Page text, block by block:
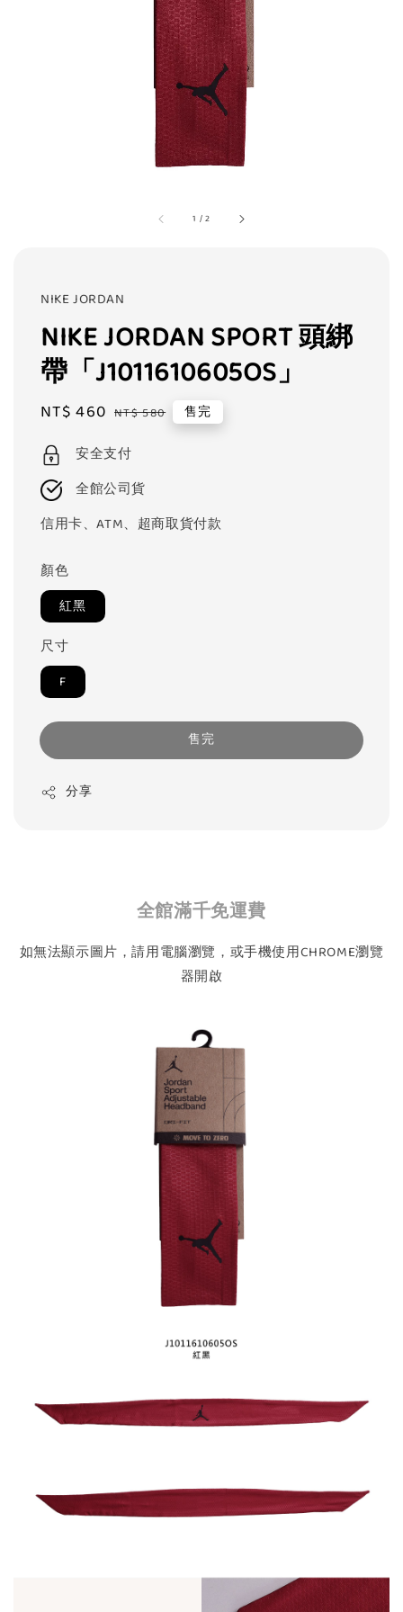
1 /2
NIKE JORDAN
NIKE JORDAN SPORT 頭綁
帶「J1011610605OS」
Sale
NT$ 460 Regular
NT$ 580 售完
安全支付
全館公司貨
信用卡、ATM、超商取貨付款
顏色
紅黑
尺寸
F
售完
分享
全館滿千免運費
如無法顯示圖片，請用電腦瀏覽，或手機使用CHROME瀏覽
器開啟